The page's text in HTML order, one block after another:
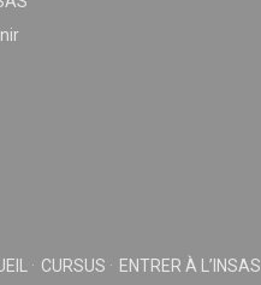
CURSUS ENTRER À L’INSAS